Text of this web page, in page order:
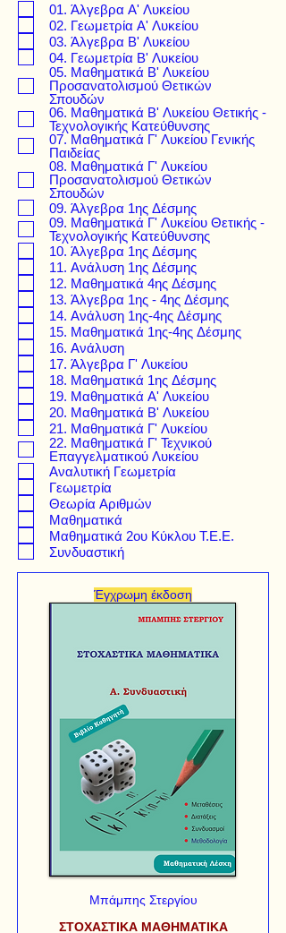
01. Άλγεβρα Α' Λυκείου
02. Γεωμετρία Α' Λυκείου
03. Άλγεβρα Β' Λυκείου
04. Γεωμετρία Β' Λυκείου
05. Μαθηματικά Β' Λυκείου
Προσανατολισμού Θετικών
Σπουδών
06. Μαθηματικά Β' Λυκείου Θετικής -
Τεχνολογικής Κατεύθυνσης
07. Μαθηματικά Γ' Λυκείου Γενικής
Παιδείας
08. Μαθηματικά Γ' Λυκείου
Προσανατολισμού Θετικών
Σπουδών
09. Άλγεβρα 1ης Δέσμης
09. Μαθηματικά Γ' Λυκείου Θετικής -
Τεχνολογικής Κατεύθυνσης
10. Άλγεβρα 1ης Δέσμης
11. Ανάλυση 1ης Δέσμης
12. Μαθηματικά 4ης Δέσμης
13. Άλγεβρα 1ης - 4ης Δέσμης
14. Ανάλυση 1ης-4ης Δέσμης
15. Μαθηματικά 1ης-4ης Δέσμης
16. Ανάλυση
17. Άλγεβρα Γ' Λυκείου
18. Μαθηματικά 1ης Δέσμης
19. Μαθηματικά Α' Λυκείου
20. Μαθηματικά Β' Λυκείου
21. Μαθηματικά Γ' Λυκείου
22. Μαθηματικά Γ' Τεχνικού
Επαγγελματικού Λυκείου
Αναλυτική Γεωμετρία
Γεωμετρία
Θεωρία Αριθμών
Μαθηματικά
Μαθηματικά 2ου Κύκλου Τ.Ε.Ε.
Συνδυαστική
Έγχρωμη έκδοση
Μπάμπης Στεργίου
ΣΤΟΧΑΣΤΙΚΑ ΜΑΘΗΜΑΤΙΚΑ